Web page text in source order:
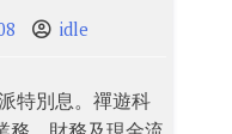
idle
特別息。禪遊科